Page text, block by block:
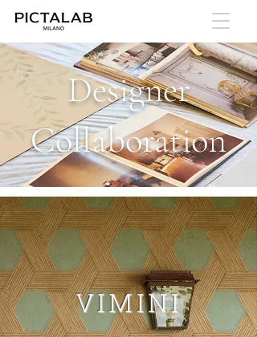
Designer
Collaboration
VIMINI